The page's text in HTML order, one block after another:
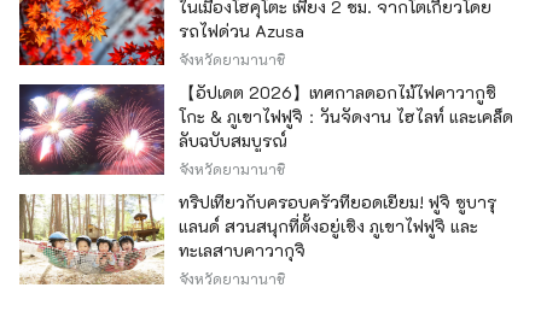
ในเมืองโฮคุโตะ เพียง 2 ชม. จากโตเกียวโดย
รถไฟด่วน Azusa
จังหวัดยามานาชิ
【อัปเดต 2026】เทศกาลดอกไม้ไฟคาวากูชิ
โกะ & ภูเขาไฟฟูจิ：วันจัดงาน ไฮไลท์ และเคล็ด
ลับฉบับสมบูรณ์
จังหวัดยามานาชิ
ทริปเที่ยวกับครอบครัวที่ยอดเยี่ยม! ฟูจิ ซูบารุ
แลนด์ สวนสนุกที่ตั้งอยู่เชิง ภูเขาไฟฟูจิ และ
ทะเลสาบคาวากุจิ
จังหวัดยามานาชิ